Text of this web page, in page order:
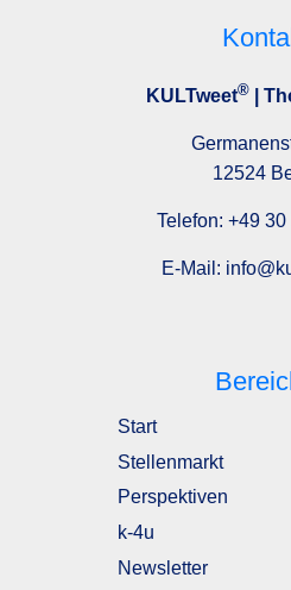
KULTweet®|
12524
Telefon: +49 30
E-Mail:
Start
Stellenmarkt
Perspektiven
k-4u
Newsletter